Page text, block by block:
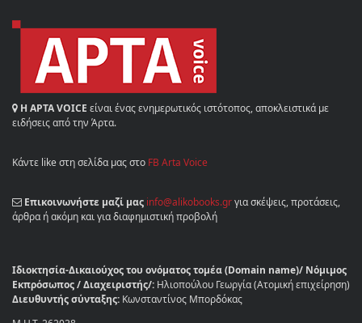
Η ΑΡΤΑ VOICE είναι ένας ενημερωτικός ιστότοπος, αποκλειστικά με
ειδήσεις από την Άρτα.
Κάντε like στη σελίδα μας στο FB Arta Voice
Επικοινωνήστε μαζί μας info@alikobooks.grγια σκέψεις, προτάσεις,
άρθρα ή ακόμη και για διαφημιστική προβολή
Ιδιοκτησία-Δικαιούχος του ονόματος τομέα (Domain name)/ Νόμιμος
Εκπρόσωπος / Διαχειριστής/: Ηλιοπούλου Γεωργία (Ατομική επιχείρηση)
Διευθυντής σύνταξης: Κωνσταντίνος Μπορδόκας